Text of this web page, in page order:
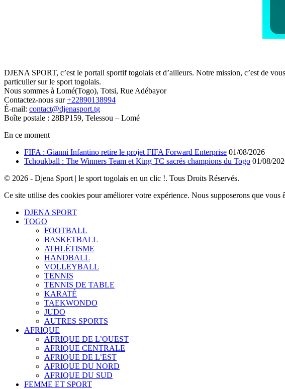
DJENA SPORT, c’est le portail sportif togolais et d’ailleurs. Notre mission, c’est de
particulier sur le sport togolais.
Nous sommes à Lomé(Togo), Totsi, Rue Adébayor
Contactez-nous sur+22890138994
É-mail: contact@djenasport.tg
Boîte postale : 28BP159, Telessou – Lomé
En ce moment
FIFA : Gianni Infantino retire le projet FIFA Forward Enterprise 01/08/2026
Tchoukball : The Winners Team et King TC sacrés champions du Togo 01/08/
© 2026 - Djena Sport | le sport togolais en un clic !. Tous Droits Réservés.
Ce site utilise des cookies pour améliorer votre expérience. Nous supposerons que
DJENA SPORT
TOGO
FOOTBALL
BASKETBALL
ATHLÉTISME
HANDBALL
VOLLEYBALL
TENNIS
TENNIS DE TABLE
KARATÉ
TAEKWONDO
JUDO
AUTRES SPORTS
AFRIQUE
AFRIQUE DE L’OUEST
AFRIQUE CENTRALE
AFRIQUE DE L’EST
AFRIQUE DU NORD
AFRIQUE DU SUD
FEMME ET SPORT